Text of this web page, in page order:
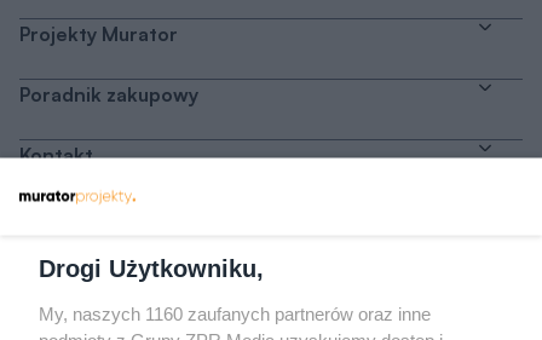
Projekty Murator
Poradnik zakupowy
Kontakt
Drogi Użytkowniku,
My, naszych 1160 zaufanych partnerów oraz inne